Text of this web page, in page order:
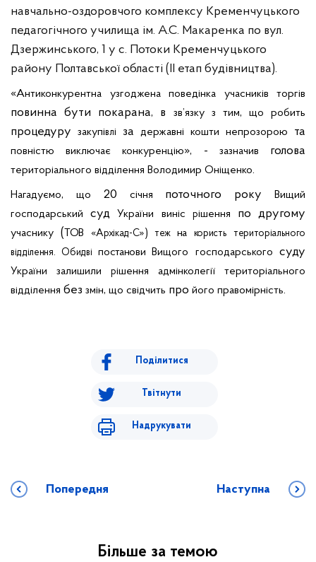
навчально-оздоровчого комплексу Кременчуцького
педагогічного училища ім. А.С. Макаренка по вул.
Дзержинського, 1 у с. Потоки Кременчуцького
району Полтавської області (ІІ етап будівництва).
«Антиконкурентна узгоджена поведінка учасників торгів
повинна бути покарана, в зв’язку з тим, що робить
процедуру закупівлі за державні кошти непрозорою та
повністю виключає конкуренцію», - зазначив голова
територіального відділення Володимир Оніщенко.
Нагадуємо, що 20 січня поточного рокуВищий
господарський
судУкраїни виніс рішення по другому
учаснику ( ТОВ «Архікад-С»)тежна користь
територіального
відділення.Обидві постанови Вищого господарського суду
України залишили рішення адмінколегії
територіального
відділення без змін, що свідчить про його правомірність.
Поділитися
Твітнути
Надрукувати
Попередня Наступна
Більше за темою